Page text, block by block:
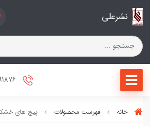
نشرعلی
خانه فهرست محصولات پیچ های